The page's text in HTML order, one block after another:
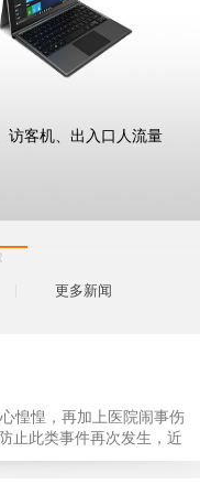
访客机、出入口人流量
更多新闻
惶惶，再加上医院闹事伤
止此类事件再次发生，近
通知，要求当地市属各三